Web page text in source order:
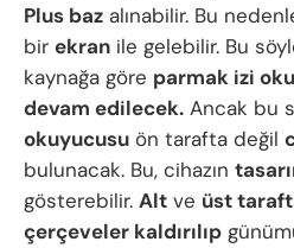
Plus baz alınabilir. Bu
bir ekran ile gelebilir. Bu
kaynağa göre parmak izi
devam edilecek. Ancak bu
okuyucusu ön tarafta değil
bulunacak. Bu, cihazın
gösterebilir. Alt ve üst
çerçeveler kaldırılıp